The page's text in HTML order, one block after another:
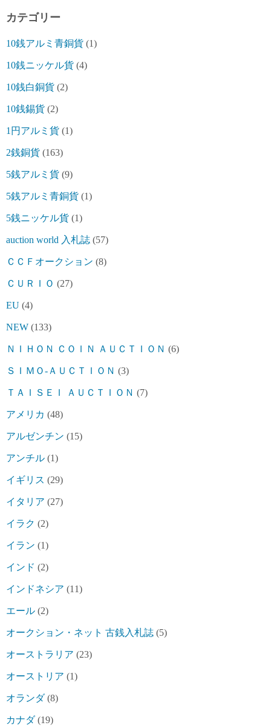
カテゴリー
10銭アルミ青銅貨 (1)
10銭ニッケル貨 (4)
10銭白銅貨 (2)
10銭錫貨 (2)
1円アルミ貨 (1)
2銭銅貨 (163)
5銭アルミ貨 (9)
5銭アルミ青銅貨 (1)
5銭ニッケル貨 (1)
auction world 入札誌 (57)
ＣＣＦオークション (8)
ＣＵＲＩＯ (27)
EU (4)
NEW (133)
ＮＩＨＯＮ ＣＯＩＮ ＡＵＣＴＩＯＮ (6)
ＳＩＭＯ-ＡＵＣＴＩＯＮ (3)
ＴＡＩＳＥＩ ＡＵＣＴＩＯＮ (7)
アメリカ (48)
アルゼンチン (15)
アンチル (1)
イギリス (29)
イタリア (27)
イラク (2)
イラン (1)
インド (2)
インドネシア (11)
エール (2)
オークション・ネット 古銭入札誌 (5)
オーストラリア (23)
オーストリア (1)
オランダ(8)
カナダ(19)